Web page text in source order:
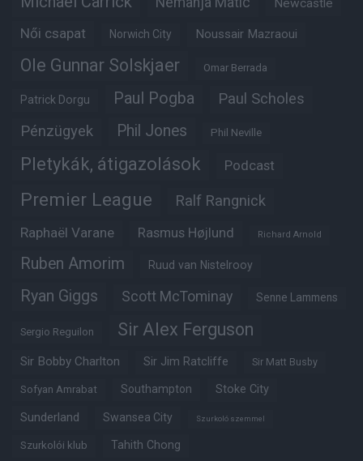
Newcastle
Női csapat Norwich City Noussair Mazraoui
Ole Gunnar Solskjaer Omar Berrada
Patrick Dorgu Paul Pogba Paul Scholes
Pénzügyek Phil Jones Phil Neville
Pletykák, átigazolások Podcast
Premier League Ralf Rangnick
Raphaël Varane Rasmus Højlund Richard Arnold
Ruben Amorim Ruud van Nistelrooy
Ryan Giggs Scott McTominay Senne Lammens
Sergio Reguilon Sir Alex Ferguson
Sir Bobby Charlton Sir Jim Ratcliffe Sir Matt Busby
Sofyan Amrabat Southampton Stoke City
Sunderland Swansea City Szurkoló szemmel
Szurkolói klub Tahith Chong